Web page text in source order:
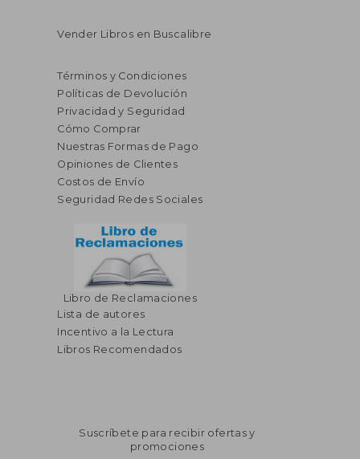
Vender Libros en Buscalibre
Términos y Condiciones
Políticas de Devolución
Privacidad y Seguridad
Cómo Comprar
Nuestras Formas de Pago
Opiniones de Clientes
Costos de Envío
Seguridad Redes Sociales
Libro de Reclamaciones
Lista de autores
Incentivo a la Lectura
Libros Recomendados
Suscríbete para recibir ofertas y
promociones